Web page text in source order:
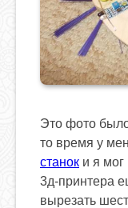
Это фото было
то время у
станок и я
3д-принтера
вырезать